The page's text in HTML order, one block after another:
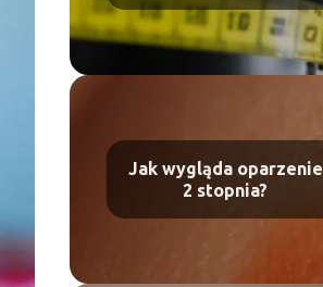
Jak wygląda oparzenie
2 stopnia?